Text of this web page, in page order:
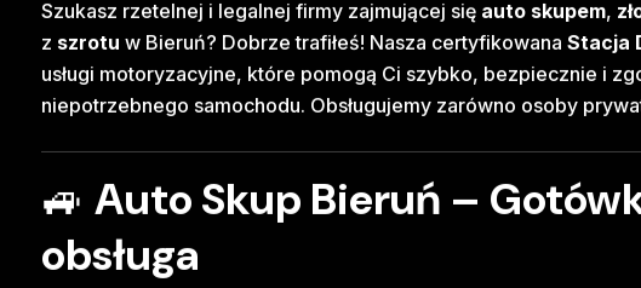
Szukasz rzetelnej i legalnej firmy zajmującej się auto skupem,
z szrotu w Bieruń? Dobrze trafiłeś! Nasza certyfikowana Stacja
usługi motoryzacyjne, które pomogą Ci szybko, bezpiecznie i
niepotrzebnego samochodu. Obsługujemy zarówno osoby
🚙 Auto Skup Bieruń –
obsługa